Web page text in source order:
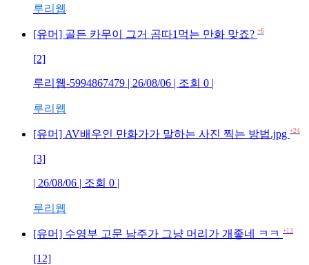
루리웹
[유머] 골든 카무이 그거 곰따1먹는 만화 맞죠? +6
[2]
루리웹-5994867479 | 26/08/06 | 조회 0 |
루리웹
[유머] AV배우인 만화가가 말하는 사진 찍는 방법.jpg +24
[3]
| 26/08/06 | 조회 0 |
루리웹
[유머] 수영부 고문 남주가 그냥 머리가 개좋네 ㅋㅋ +13
[12]